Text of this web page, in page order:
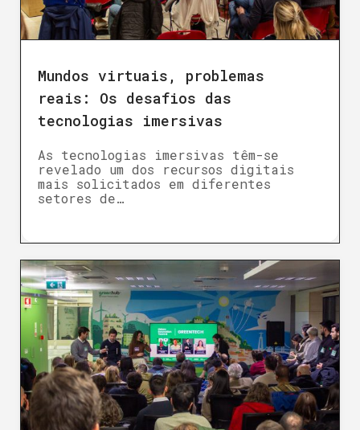
Mundos virtuais, problemas
reais: Os desafios das
tecnologias imersivas
As tecnologias imersivas têm-se
revelado um dos recursos digitais
mais solicitados em diferentes
setores de…